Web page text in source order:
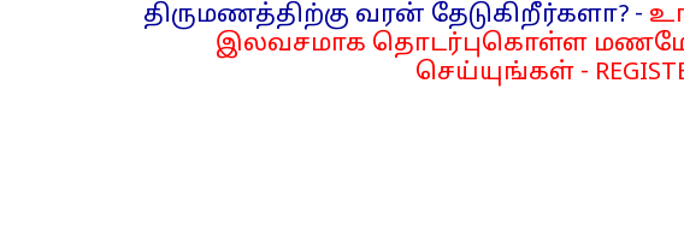
திருமணத்திற்கு வரன் தேடுகிறீர்களா? -
இலவசமாக தொடர்புகொள்ள
செய்யுங்கள் -